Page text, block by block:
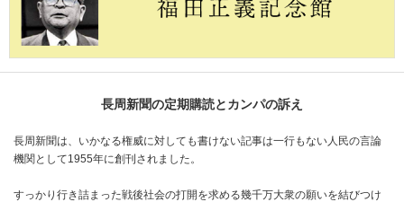
長周新聞の定期購読とカンパの訴え
長周新聞は、いかなる権威に対しても書けない記事は一行もない人民の言論
機関として1955年に創刊されました。
すっかり行き詰まった戦後社会の打開を求める幾千万大衆の願いを結びつけ